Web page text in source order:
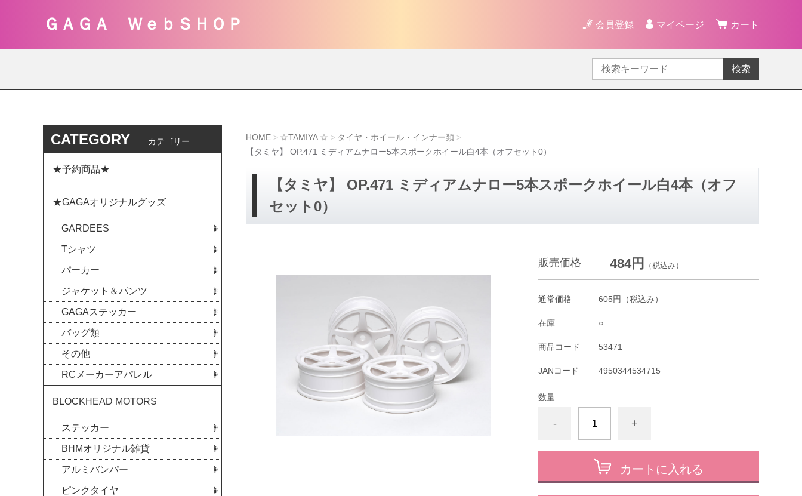
ＧＡＧＡ ＷｅｂＳＨＯＰ 会員登録 マイページ カート
検索
HOME ☆TAMIYA ☆
タイヤ・ホイール・インナー類
【タミヤ】 OP.471 ミディアムナロー5本スポークホイール白4本（オフセット0）
【タミヤ】 OP.471 ミディアムナロー5本スポークホイール白4本（オフ
セット0）
販売価格 484円 （税込み）
通常価格 605円 （税込み）
在庫 ○
商品コード 53471
JANコード 4950344534715
数量
- +
カートに入れる
CATEGORY カテゴリー
★予約商品★
★GAGAオリジナルグッズ
GARDEES
Tシャツ
パーカー
ジャケット＆パンツ
GAGAステッカー
バッグ類
その他
RCメーカーアパレル
BLOCKHEAD MOTORS
ステッカー
BHMオリジナル雑貨
アルミバンパー
ピンクタイヤ